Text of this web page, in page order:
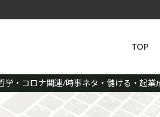
TOP
・コロナ関連/時事ネタ・儲ける・起業